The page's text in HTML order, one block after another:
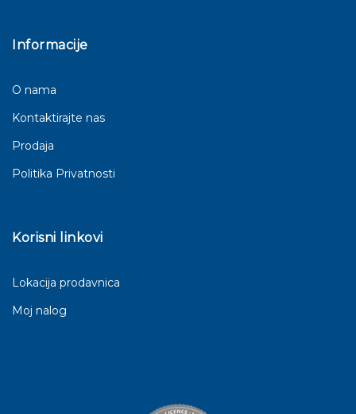
Informacije
O nama
Kontaktirajte nas
Prodaja
Politika Privatnosti
Korisni linkovi
Lokacija prodavnica
Moj nalog